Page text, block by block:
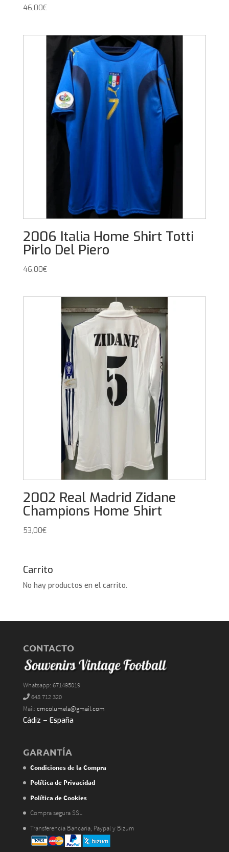
46,00€
2006 Italia Home Shirt Totti
Pirlo Del Piero
46,00€
2002 Real Madrid Zidane
Champions Home Shirt
53,00€
Carrito
No hay productos en el carrito.
CONTACTO
Whatsapp: 671495019
648 712 320
Mail: cmcolumela@gmail.com
Cádiz – España
GARANTÍA
Condiciones de la Compra
Política de Privacidad
Política de Cookies
Compra segura SSL
Transferencia Bancaria, Paypal y Bizum